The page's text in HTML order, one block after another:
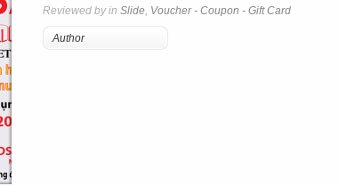
Reviewed by in Slide, Voucher - Coupon - Gift Card
Author